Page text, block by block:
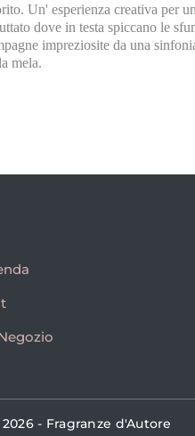
Un' esperienza creativa per
dove in testa spiccano le
impreziosite da una
mela.
- Fragranze d'Autore